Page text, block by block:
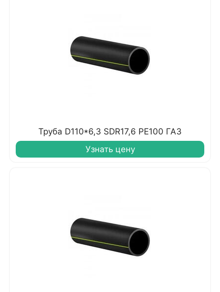
Труба D110*6,3 SDR17,6 PE100 ГАЗ
Узнать цену